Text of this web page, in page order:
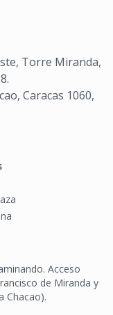
Torre Miranda,
Caracas 1060,
Acceso
de Miranda y
Chacao).